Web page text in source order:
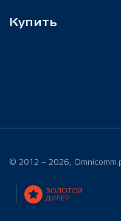
Купить
© 2012 – 2026,
ЗОЛОТОЙ
ДИЛЕР